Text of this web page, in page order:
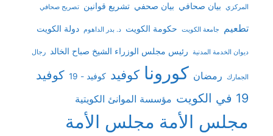
المركزي بيان صحافي بيان صحفي تشريع قوانين تصريح صحافي
تطعيم جامعة الكويت حكومة الكويت د. بدر الداهوم دولة الكويت
ديوان الخدمة المدنية رئيس مجلس الوزراء الشيخ صباح الخالد رجال
الجمارك رمضان كورونا كوفيد كوفيد - 19
كوفيد
19 في الكويت
مؤسسة الموانئ الكويتية
مجلس الأمة مجلس الأمة